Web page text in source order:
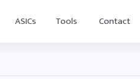
ASICs Tools Contact